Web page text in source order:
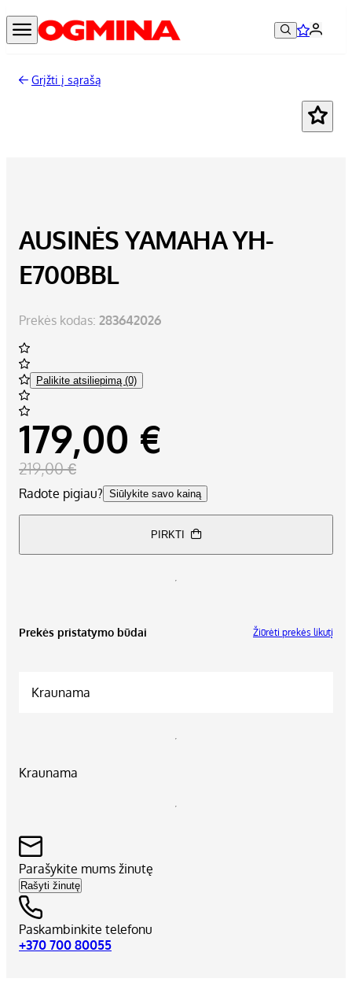
Grįžti į sąrašą
AUSINĖS YAMAHA YH-
E700BBL
Prekės kodas: 283642026
Palikite atsiliepimą (0)
179,00 €
219,00 €
Radote pigiau? Siūlykite savo kainą
PIRKTI
Prekės pristatymo būdai Žiūrėti prekės likutį
Kraunama
Kraunama
Parašykite mums žinutę
Rašyti žinutę
Paskambinkite telefonu
+370 700 80055